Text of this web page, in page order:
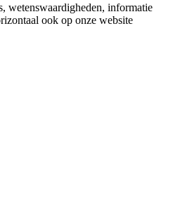
wetenswaardigheden, informatie
ook op onze website